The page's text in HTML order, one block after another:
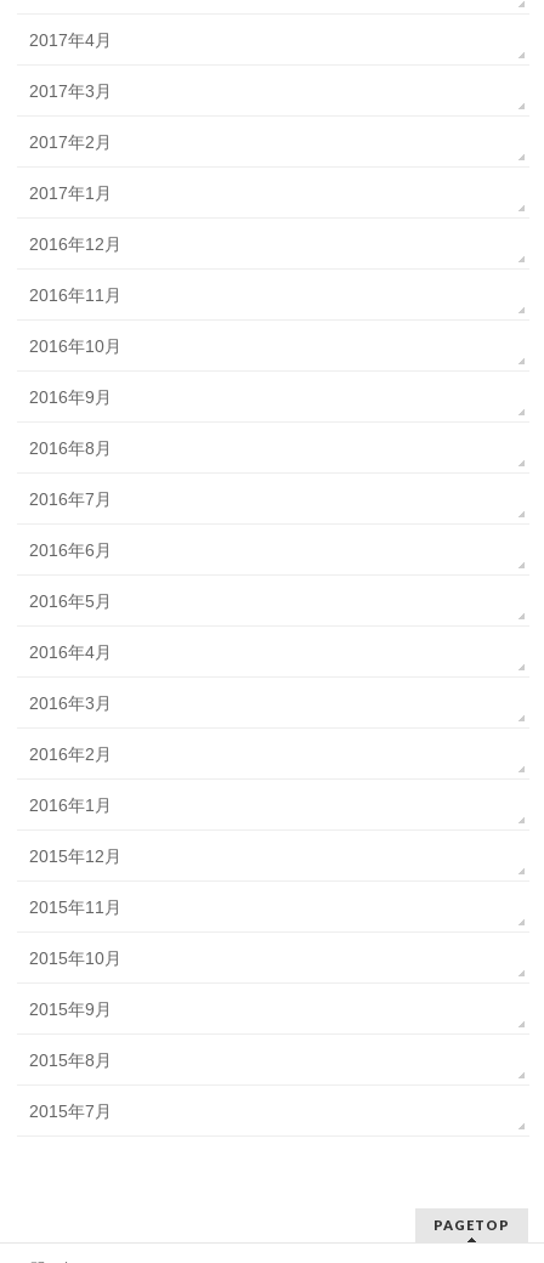
2017年4月
2017年3月
2017年2月
2017年1月
2016年12月
2016年11月
2016年10月
2016年9月
2016年8月
2016年7月
2016年6月
2016年5月
2016年4月
2016年3月
2016年2月
2016年1月
2015年12月
2015年11月
2015年10月
2015年9月
2015年8月
2015年7月
PAGETOP